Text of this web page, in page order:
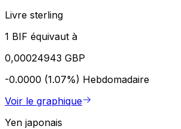
Livre sterling
1 BIF équivaut à
0,00024943 GBP
-0.0000 (1.07%) Hebdomadaire
Voir le graphique
Yen japonais